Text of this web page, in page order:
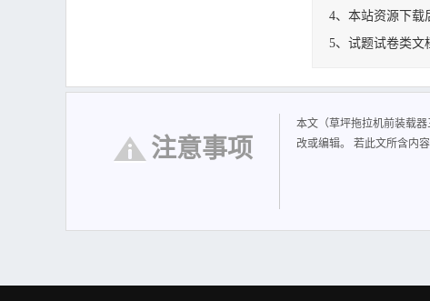
4、本站资源下载
5、试题试卷类文
注意事项
本文（草坪拖拉机前装载
改或编辑。 若此文所含内